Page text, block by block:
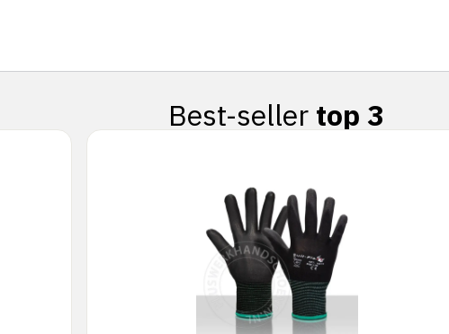
Best-seller top 3